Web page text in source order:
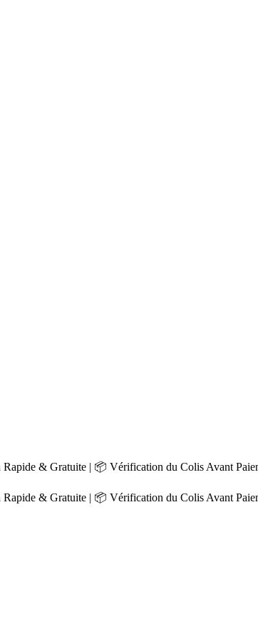
& Gratuite | 📦 Vérification du Colis Avant
& Gratuite | 📦 Vérification du Colis Avant